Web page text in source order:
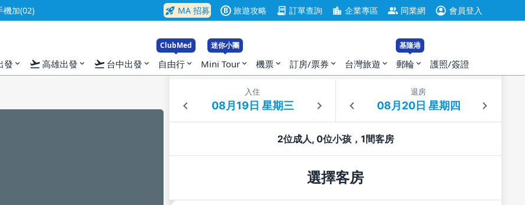
機加(02) rocket_launch MA 招募 B 旅遊攻略 contract 訂單查詢 location_city 企業專區 group 同業網 account_circle 會員登入
發 expand_more flight_takeoff高雄出發 expand_more flight_takeoff 台中出發 expand_more
ClubMed
自由行 expand_more
迷你小團
Mini Tour expand_more 機票 expand_more 訂房/票券 expand_more 台灣旅遊 expand_more
基隆港
郵輪 expand_more 護照/簽證
入住 退房
2位成人, 0位小孩，1間客房
選擇客房